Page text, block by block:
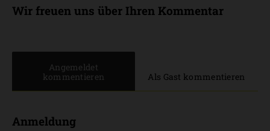
Wir freuen uns über Ihren Kommentar
Angemeldet
kommentieren
Als Gast kommentieren
Anmeldung